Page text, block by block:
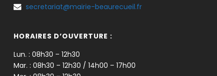
secretariat@mairie-beaurecueil.fr
HORAIRES D’OUVERTURE :
Lun. : 08h30 – 12h30
Mar. : 08h30 – 12h30 / 14h00 – 17h00